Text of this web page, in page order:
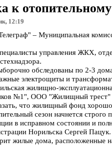
к отопительному
12:19
– Муниципальная
управления ЖКХ,
обследованы по 2-3
электрощиты и
жилищно-
№1", ООО "Жилищный
что жилищный фонд
сезон начнется
в исправном состоянии и
Норильска Сергей Пацук.
жилые дома,